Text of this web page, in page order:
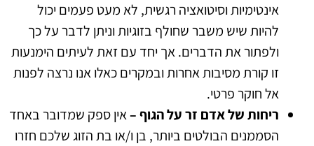
אינטימיות וסיטואציה רגשית, לא מעט פעמים יכול
להיות שיש משבר שחולף בזוגיות וניתן לדבר על כך
ולפתור את הדברים. אך יחד עם זאת לעיתים הימנעות
זו קורת מסיבות אחרות ובמקרים כאלו אנו נרצה לפנות
אל חוקר פרטי.
ריחות של אדם זר על הגוף –אין ספק שמדובר באחד
הסממנים הבולטים ביותר, בן ו/או בת הזוג שלכם חזרו